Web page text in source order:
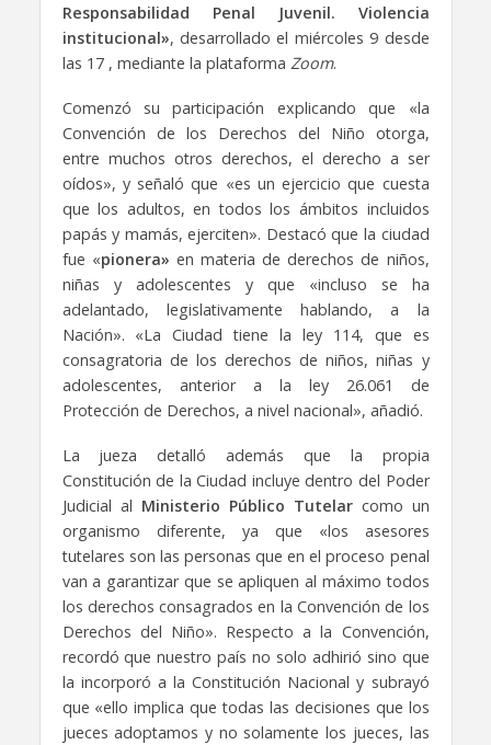
Responsabilidad Penal Juvenil. Violencia
institucional», desarrollado el miércoles 9 desde
las 17 , mediante la plataforma Zoom.
Comenzó su participación explicando que «la
Convención de los Derechos del Niño otorga,
entre muchos otros derechos, el derecho a ser
oídos», y señaló que «es un ejercicio que cuesta
que los adultos, en todos los ámbitos incluidos
papás y mamás, ejerciten». Destacó que la ciudad
fue «pionera» en materia de derechos de niños,
niñas y adolescentes y que «incluso se ha
adelantado, legislativamente hablando, a la
Nación». «La Ciudad tiene la ley 114, que es
consagratoria de los derechos de niños, niñas y
adolescentes, anterior a la ley 26.061 de
Protección de Derechos, a nivel nacional», añadió.
La jueza detalló además que la propia
Constitución de la Ciudad incluye dentro del Poder
Judicial al Ministerio Público Tutelarcomo un
organismo diferente, ya que «los asesores
tutelares son las personas que en el proceso penal
van a garantizar que se apliquen al máximo todos
los derechos consagrados en la Convención de los
Derechos del Niño». Respecto a la Convención,
recordó que nuestro país no solo adhirió sino que
la incorporó a la Constitución Nacional y subrayó
que «ello implica que todas las decisiones que los
jueces adoptamos y no solamente los jueces, las